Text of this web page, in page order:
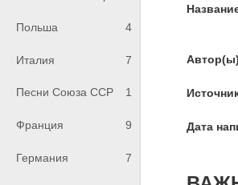
Польша 4
Италия 7
Песни Союза ССР 1
Франция 9
Германия 7
Дата